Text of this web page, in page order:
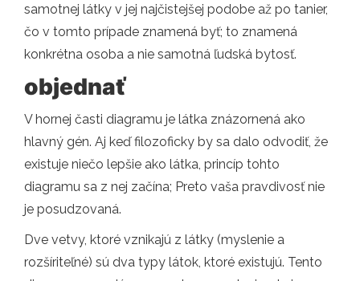
samotnej látky v jej najčistejšej podobe až po tanier,
čo v tomto prípade znamená byť; to znamená
konkrétna osoba a nie samotná ľudská bytosť.
objednať
V hornej časti diagramu je látka znázornená ako
hlavný gén. Aj keď filozoficky by sa dalo odvodiť, že
existuje niečo lepšie ako látka, princíp tohto
diagramu sa z nej začína; Preto vaša pravdivosť nie
je posudzovaná.
Dve vetvy, ktoré vznikajú z látky (myslenie a
rozšíriteľné) sú dva typy látok, ktoré existujú. Tento